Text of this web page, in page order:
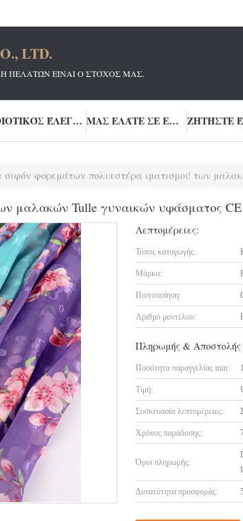
LTD.
ΠΕΛΑΤΏΝ ΕΊΝΑΙ Ο ΣΤΌΧΟΣ ΜΑΣ.
ΠΟΙΟΤΙΚΌΣ ΈΛΕΓΧΟΣ ΜΑΣ ΕΛΆΤΕ ΣΕ ΕΠΑΦΉ ΜΕ
φορεμάτων πολυεστέρα ιματισμού των μαλακών Tulle
μαλακών Tulle γυναικών υφάσματος CE
Λεπτομέρειες:
Τόπος καταγωγής:
Μάρκα:
Πιστοποίηση:
Αριθμό μοντέλου:
Πληρωμής & Αποστολής
Ποσότητα παραγγελίας min:
Τιμή:
Συσκευασία λεπτομέρειες:
Χρόνος παράδοσης:
Όροι πληρωμής:
Δυνατότητα προσφοράς: